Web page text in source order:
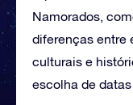
Namorados,
diferenças entre
culturais e
escolha de